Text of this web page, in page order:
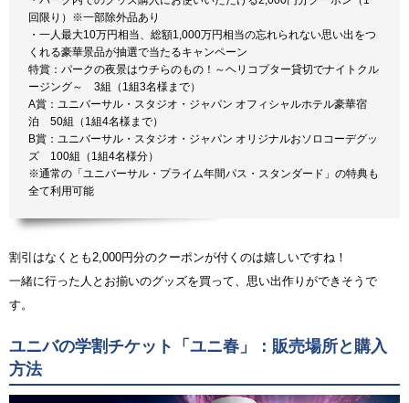
回限り）※一部除外品あり
・一人最大10万円相当、総額1,000万円相当の忘れられない思い出をつ
くれる豪華景品が抽選で当たるキャンペーン
特賞：パークの夜景はウチらのもの！～ヘリコプター貸切でナイトクル
ージング～ 3組（1組3名様まで）
A賞：ユニバーサル・スタジオ・ジャパン オフィシャルホテル豪華宿
泊 50組（1組4名様まで）
B賞：ユニバーサル・スタジオ・ジャパン オリジナルおソロコーデグッ
ズ 100組（1組4名様分）
※通常の「ユニバーサル・プライム年間パス・スタンダード」の特典も
全て利用可能
割引はなくとも2,000円分のクーポンが付くのは嬉しいですね！
一緒に行った人とお揃いのグッズを買って、思い出作りができそうで
す。
ユニバの学割チケット「ユニ春」：販売場所と購入
方法